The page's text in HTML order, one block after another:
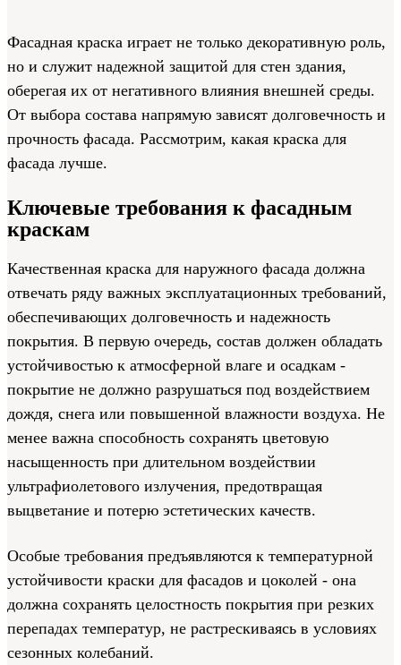
Фасадная краска играет не только декоративную роль,
но и служит надежной защитой для стен здания,
оберегая их от негативного влияния внешней среды.
От выбора состава напрямую зависят долговечность и
прочность фасада. Рассмотрим, какая краска для
фасада лучше.
Ключевые требования к фасадным
краскам
Качественная краска для наружного фасада должна
отвечать ряду важных эксплуатационных требований,
обеспечивающих долговечность и надежность
покрытия. В первую очередь, состав должен обладать
устойчивостью к атмосферной влаге и осадкам -
покрытие не должно разрушаться под воздействием
дождя, снега или повышенной влажности воздуха. Не
менее важна способность сохранять цветовую
насыщенность при длительном воздействии
ультрафиолетового излучения, предотвращая
выцветание и потерю эстетических качеств.
Особые требования предъявляются к температурной
устойчивости краски для фасадов и цоколей - она
должна сохранять целостность покрытия при резких
перепадах температур, не растрескиваясь в условиях
сезонных колебаний.